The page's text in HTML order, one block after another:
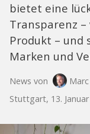
bietet eine
Transparenz
Produkt – und
Marken und
News von
Stuttgart, 13.